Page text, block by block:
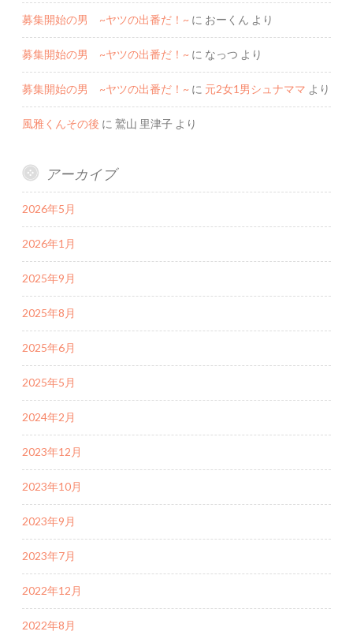
募集開始の男 ~ヤツの出番だ！~ に おーくん より
募集開始の男 ~ヤツの出番だ！~ に なっつ より
募集開始の男 ~ヤツの出番だ！~ に 元2女1男シュナママ より
風雅くんその後 に 鷲山 里津子 より
アーカイブ
2026年5月
2026年1月
2025年9月
2025年8月
2025年6月
2025年5月
2024年2月
2023年12月
2023年10月
2023年9月
2023年7月
2022年12月
2022年8月